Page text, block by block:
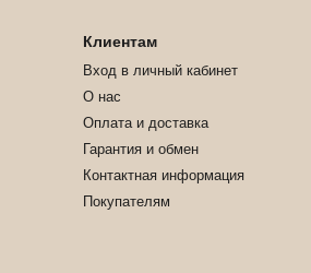
Клиентам
Вход в личный кабинет
О нас
Оплата и доставка
Гарантия и обмен
Контактная информация
Покупателям